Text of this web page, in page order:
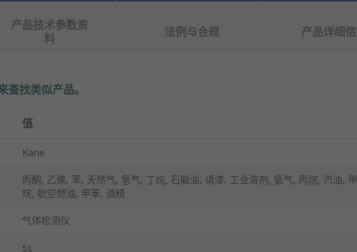
产品技术参数资
料
法例与合规 产品详细
找类似产品。
值
Kane
丙酮, 乙烯, 苯, 天然气, 氢气, 丁烷, 石脑油, 请漆, 工业溶剂, 氨气, 丙烷, 汽油, 甲
烷, 航空燃油, 甲苯, 酒精
气体检测仪
5s